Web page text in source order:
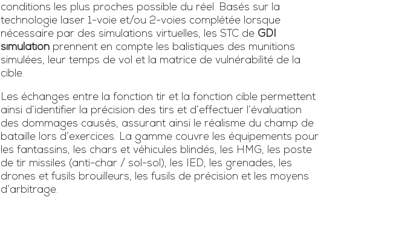
conditions les plus proches possible du réel. Basés sur la
technologie laser 1-voie et/ou 2-voies complétée lorsque
nécessaire par des simulations virtuelles, les STC de GDI
simulation prennent en compte les balistiques des munitions
simulées, leur temps de vol et la matrice de vulnérabilité de la
cible.
Les échanges entre la fonction tir et la fonction cible permettent
ainsi d’identifier la précision des tirs et d’effectuer l’évaluation
des dommages causés, assurant ainsi le réalisme du champ de
bataille lors d’exercices. La gamme couvre les équipements pour
les fantassins, les chars et véhicules blindés, les HMG, les poste
de tir missiles (anti-char / sol-sol), les IED, les grenades, les
drones et fusils brouilleurs, les fusils de précision et les moyens
d’arbitrage.